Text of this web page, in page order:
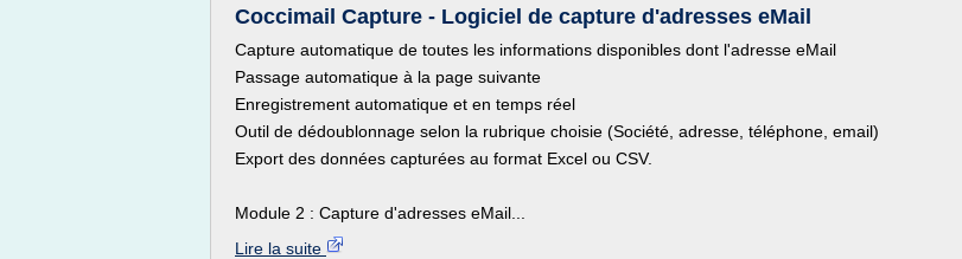
Coccimail Capture - Logiciel de capture d'adresses eMail
Capture automatique de toutes les informations disponibles dont l'adresse eMail
Passage automatique à la page suivante
Enregistrement automatique et en temps réel
Outil de dédoublonnage selon la rubrique choisie (Société, adresse, téléphone, email)
Export des données capturées au format Excel ou CSV.
Module 2 : Capture d'adresses eMail...
Lire la suite